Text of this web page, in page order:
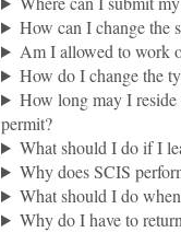
How can I change the
Am I allowed to work
How do I change the
How long may I
permit?
What should I do if I
Why does SCIS
What should I do
Why do I have to